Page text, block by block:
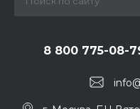
8 800 775-08-